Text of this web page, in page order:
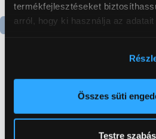
termékfejlesztéseket
arról, hogy ki használja az adatait
elhelyezkedéséről pár
Az Ön készülékén
Összes süti
Testre szabás
Gorenje NRS8182KX Side
by side hűtőszekrény
199 999 Ft